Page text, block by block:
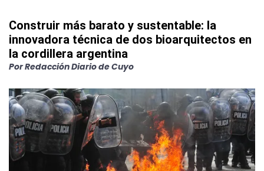
Construir más barato y sustentable: la
innovadora técnica de dos bioarquitectos en
la cordillera argentina
PorRedacción Diario de Cuyo